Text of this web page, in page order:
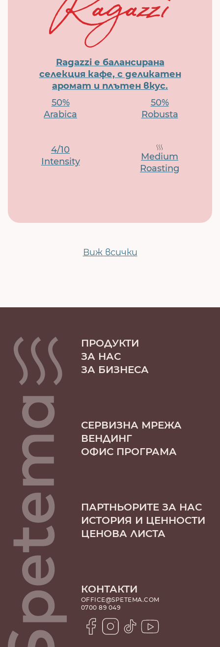
Ragazzi е балансирана
селекция кафе, с деликатен
аромат и плътен вкус.
50%
Arabica
50%
Robusta
4/10
Intensity
Medium
Roasting
Виж всички
ПРОДУКТИ
ЗА НАС
ЗА БИЗНЕСА
СЕРВИЗНА МРЕЖА
ВЕНДИНГ
ОФИС ПРОГРАМА
ПАРТНЬОРИТЕ ЗА НАС
ИСТОРИЯ И ЦЕННОСТИ
ЦЕНОВА ЛИСТА
КОНТАКТИ
OFFICE@SPETEMA.COM
0700 89 049